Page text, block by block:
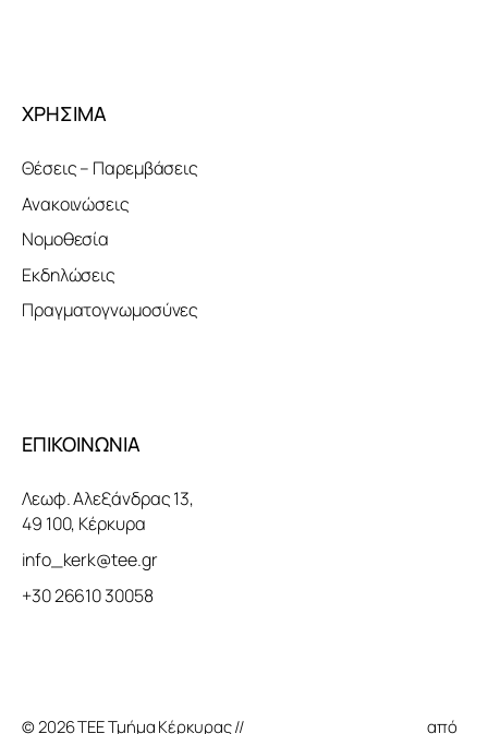
ΧΡΗΣΙΜΑ
Θέσεις – Παρεμβάσεις
Ανακοινώσεις
Νομοθεσία
Εκδηλώσεις
Πραγματογνωμοσύνες
ΕΠΙΚΟΙΝΩΝΙΑ
Λεωφ. Αλεξάνδρας 13,
49 100, Κέρκυρα
info_kerk@tee.gr
+30 26610 30058
© 2026 ΤΕΕ Τμήμα Κέρκυρας // Κατασκευή Ιστοσελίδαςαπό